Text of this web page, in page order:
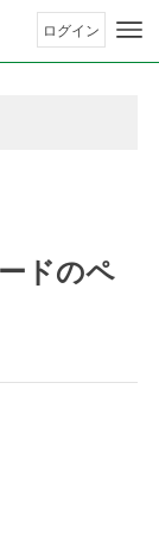
ログイン
ドのペ